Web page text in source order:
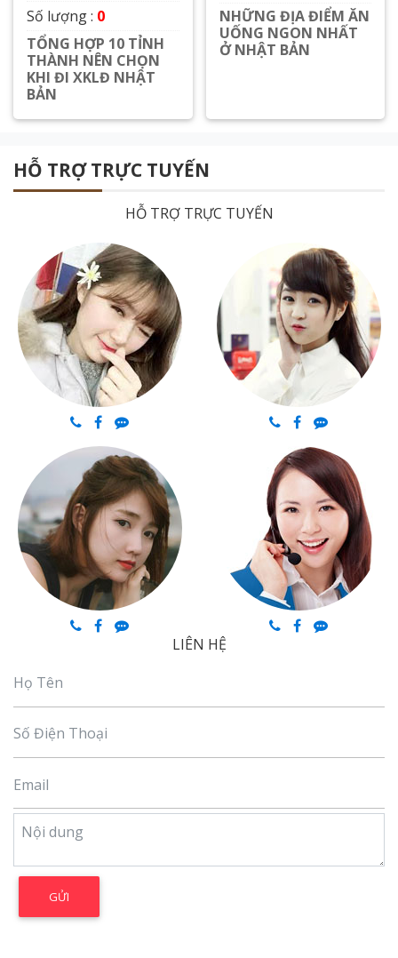
Số lượng : 0
TỔNG HỢP 10 TỈNH
THÀNH NÊN CHỌN
KHI ĐI XKLĐ NHẬT
BẢN
Xem chi tiết
NHỮNG ĐỊA ĐIỂM ĂN
UỐNG NGON NHẤT
Ở NHẬT BẢN
Xem chi tiết
HỖ TRỢ TRỰC TUYẾN
HỖ TRỢ TRỰC TUYẾN
LIÊN HỆ